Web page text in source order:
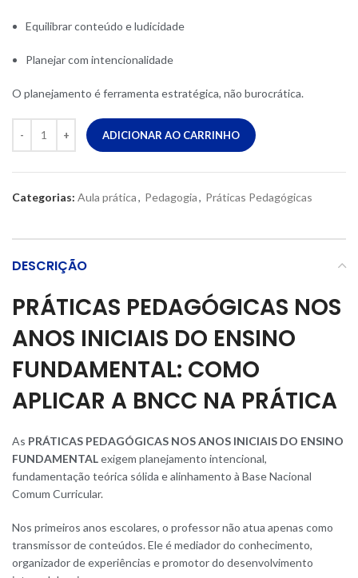
Equilibrar conteúdo e ludicidade
Planejar com intencionalidade
O planejamento é ferramenta estratégica, não burocrática.
ADICIONAR AO CARRINHO
Categorias: Aula prática, Pedagogia, Práticas Pedagógicas
DESCRIÇÃO
PRÁTICAS PEDAGÓGICAS NOS
ANOS INICIAIS DO ENSINO
FUNDAMENTAL: COMO
APLICAR A BNCC NA PRÁTICA
As PRÁTICAS PEDAGÓGICAS NOS ANOS INICIAIS DO ENSINO
FUNDAMENTALexigem planejamento intencional,
fundamentação teórica sólida e alinhamento à Base Nacional
Comum Curricular.
Nos primeiros anos escolares, o professor não atua apenas como
transmissor de conteúdos. Ele é mediador do conhecimento,
organizador de experiências e promotor do desenvolvimento